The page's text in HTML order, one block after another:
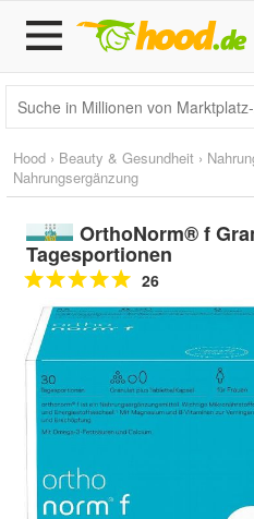
Hood › Beauty & Gesundheit ›
Nahrungsergänzung
OrthoNorm® f
Tagesportionen
26